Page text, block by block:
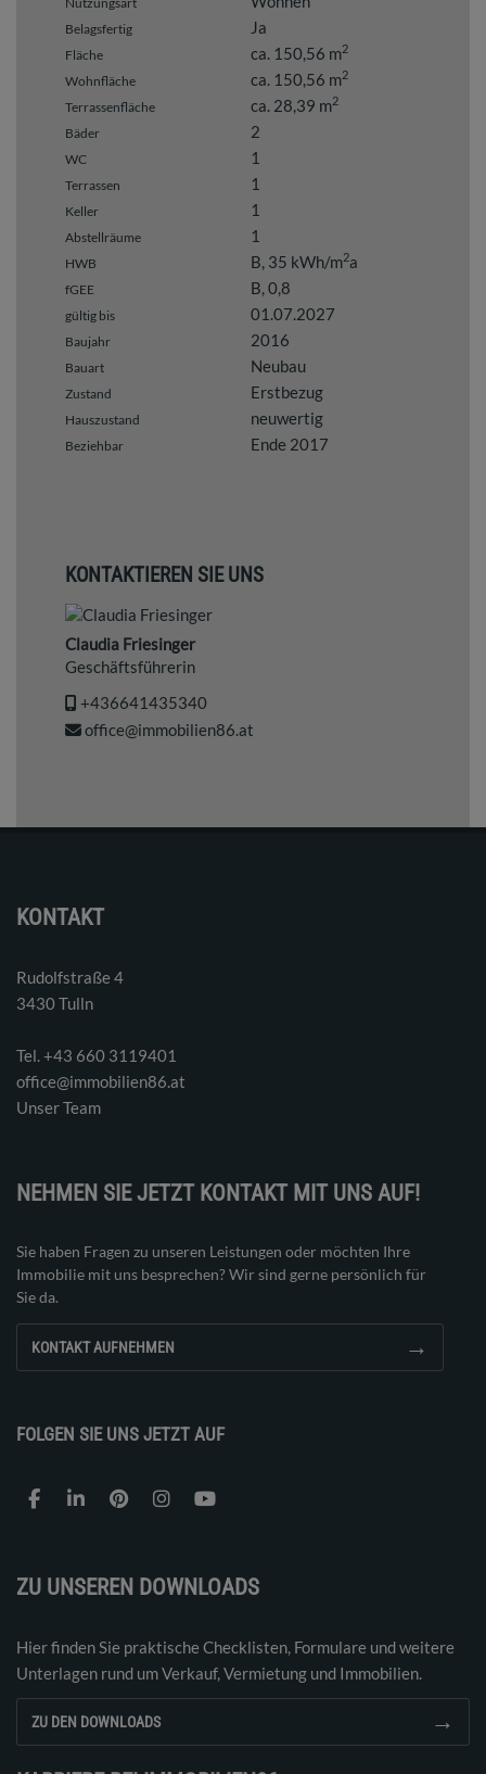
Belagsfertig Ja
Fläche ca. 150,56 m2
Wohnfläche ca. 150,56 m2
Terrassenfläche ca. 28,39 m2
Bäder 2
WC 1
Terrassen 1
Keller 1
Abstellräume 1
HWB B, 35 kWh/m2a
fGEE B, 0,8
gültig bis 01.07.2027
Baujahr 2016
Bauart Neubau
Zustand Erstbezug
Hauszustand neuwertig
Beziehbar Ende 2017
KONTAKTIEREN SIE UNS
Claudia Friesinger
Geschäftsführerin
+436641435340
office@immobilien86.at
KONTAKT
Rudolfstraße 4
3430 Tulln
Tel. ‭+43 660 3119401‬
office@immobilien86.at
Unser Team
NEHMEN SIE JETZT KONTAKT MIT UNS AUF!
Sie haben Fragen zu unseren Leistungen oder möchten Ihre
Immobilie mit uns besprechen? Wir sind gerne persönlich für
Sie da.
KONTAKT AUFNEHMEN →
FOLGEN SIE UNS JETZT AUF
ZU UNSEREN DOWNLOADS
Hier finden Sie praktische Checklisten, Formulare und weitere
Unterlagen rund um Verkauf, Vermietung und Immobilien.
ZU DEN DOWNLOADS →